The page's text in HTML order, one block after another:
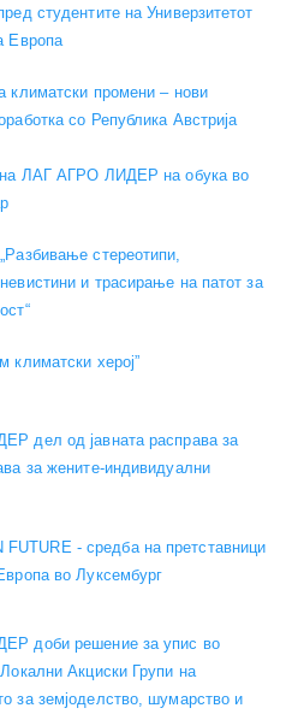
студентите на Универзитетот
Европа
климатски промени – нови
со Република Австрија
на ЛАГ АГРО ЛИДЕР на обука во
стереотипи,
и трасирање на патот за
климатски херој”
дел од јавната расправа за
за жените-индивидуални
FUTURE - средба на претставници
во Луксембург
доби решение за упис во
Акциски Групи на
за земјоделство, шумарство и